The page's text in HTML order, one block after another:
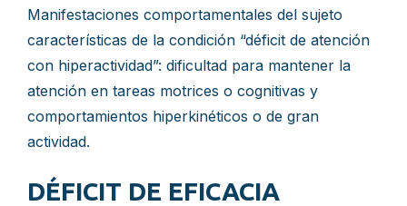
Manifestaciones comportamentales del sujeto
características de la condición “déficit de atención
con hiperactividad”: dificultad para mantener la
atención en tareas motrices o cognitivas y
comportamientos hiperkinéticos o de gran
actividad.
DÉFICIT DE EFICACIA